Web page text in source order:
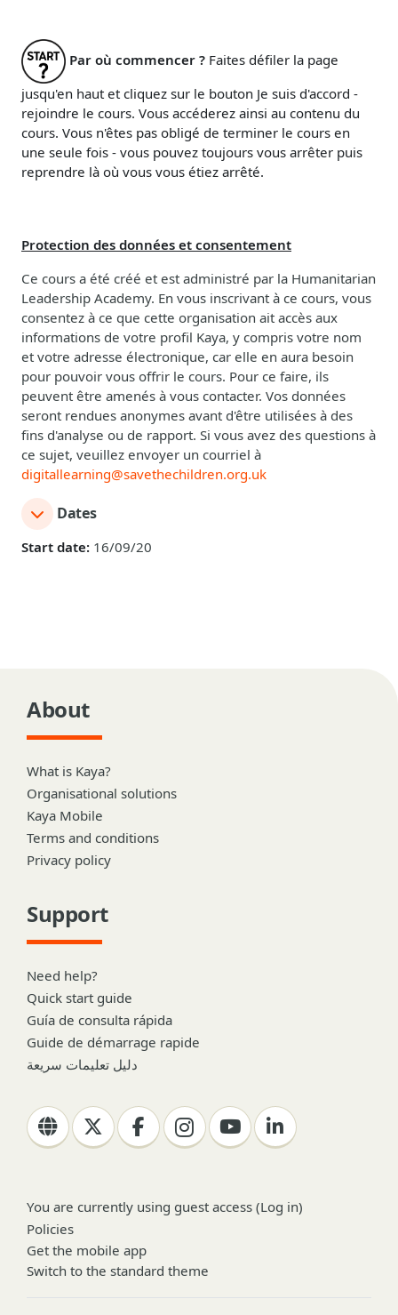
Par où commencer ? Faites défiler la page
jusqu'en haut et cliquez sur le bouton Je suis d'accord -
rejoindre le cours. Vous accéderez ainsi au contenu du
cours. Vous n'êtes pas obligé de terminer le cours en
une seule fois - vous pouvez toujours vous arrêter puis
reprendre là où vous vous étiez arrêté.
Protection des données et consentement
Ce cours a été créé et est administré par la Humanitarian
Leadership Academy. En vous inscrivant à ce cours, vous
consentez à ce que cette organisation ait accès aux
informations de votre profil Kaya, y compris votre nom
et votre adresse électronique, car elle en aura besoin
pour pouvoir vous offrir le cours. Pour ce faire, ils
peuvent être amenés à vous contacter. Vos données
seront rendues anonymes avant d'être utilisées à des
fins d'analyse ou de rapport. Si vous avez des questions à
ce sujet, veuillez envoyer un courriel à
digitallearning@savethechildren.org.uk
Dates
Start date: 16/09/20
About
What is Kaya?
Organisational solutions
Kaya Mobile
Terms and conditions
Privacy policy
Support
Need help?
Quick start guide
Guía de consulta rápida
Guide de démarrage rapide
دليل تعليمات سريعة
You are currently using guest access (Log in)
Policies
Get the mobile app
Switch to the standard theme